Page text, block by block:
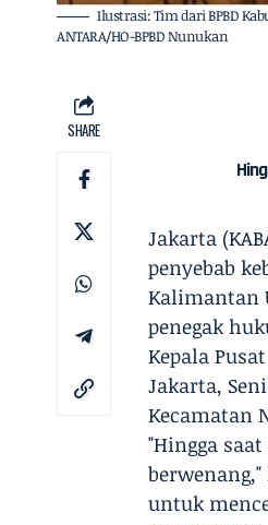
Ilustrasi: Tim dari BPBD
ANTARA/HO-BPBD Nunukan
SHARE
Jakarta
penyebab
Kalimantan
penegak
Kepala
Jakarta,
Kecamatan
"Hingga
untuk